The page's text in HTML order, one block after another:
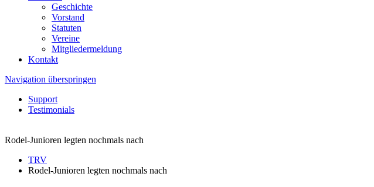
Geschichte
Vorstand
Statuten
Vereine
Mitgliedermeldung
Kontakt
Navigation überspringen
Support
Testimonials
Rodel-Junioren legten nochmals nach
TRV
Rodel-Junioren legten nochmals nach